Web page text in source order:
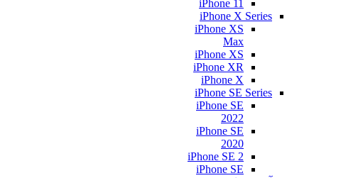
iPhone 11
iPhone X Series
iPhone XS
Max
iPhone XS
iPhone XR
iPhone X
iPhone SE Series
iPhone SE
2022
iPhone SE
2020
iPhone SE 2
iPhone SE